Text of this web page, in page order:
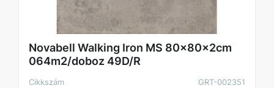
Novabell Walking Iron MS 80x80x2cm
064m2/doboz 49D/R
Cikkszám
GRT-002351